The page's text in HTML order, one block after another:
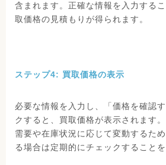
含まれます。正確な情報を入力する
取価格の見積もりが得られます。
ステップ4: 買取価格の表示
必要な情報を入力し、「価格を確認
クすると、買取価格が表示されます
需要や在庫状況に応じて変動するた
る場合は定期的にチェックすること